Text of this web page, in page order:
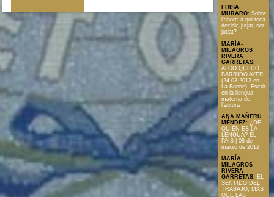
LUISA
MURARO: Sobre
l'abort: a qui toca
decidir, jutjar, ser
jutjat?
MARÍA-
MILAGROS
RIVERA
GARRETAS:
ALGO QUEDÓ
BARRIDO AYER
(24-03-2012 en
La Bonne). Escrit
en la llengua
materna de
l'autora
ANA MAÑERU
MÉNDEZ: ¿DE
QUIÉN ES LA
LENGUA? EL
PAÍS | 08 de
marzo de 2012
MARÍA-
MILAGROS
RIVERA
GARRETAS: EL
SENTIDO DEL
TRABAJO, MÁS
QUE LAS